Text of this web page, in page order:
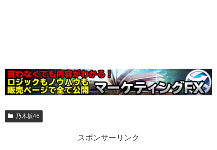
乃木坂46
スポンサーリンク